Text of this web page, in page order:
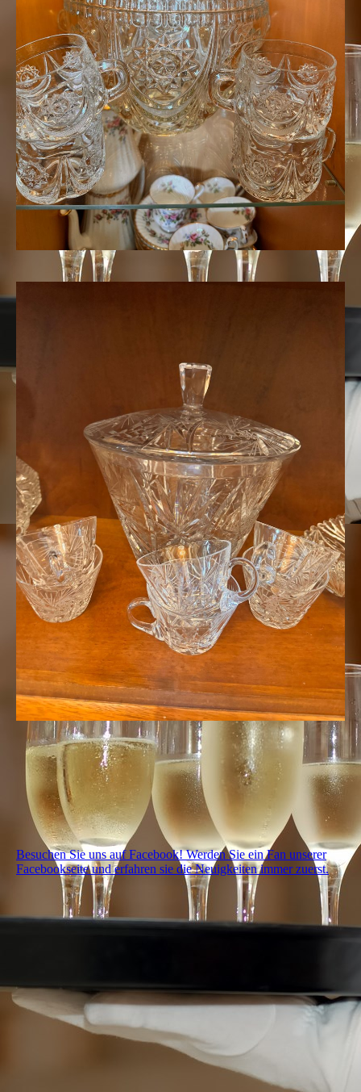
Besuchen Sie uns auf Facebook! Werden Sie ein Fan unserer
Facebookseite und erfahren sie die Neuigkeiten immer zuerst.